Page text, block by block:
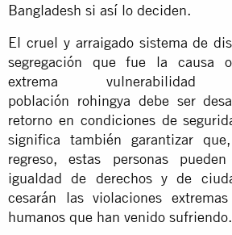
Bangladesh si así lo deciden.
El cruel y arraigado sistema de
segregación que fue la causa
extrema
población rohingya debe ser
retorno en condiciones de
significa también garantizar
regreso, estas personas
igualdad de derechos y de
cesarán las violaciones
humanos que han venido sufriendo.